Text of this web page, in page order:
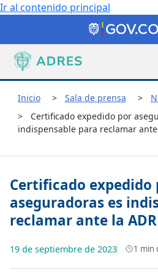
Ir al contenido principal
Inicio Sala de prensa
Certificado expedido por
indispensable para reclamar ante
Certificado expedido
aseguradoras es
reclamar ante la
19 de septiembre de 2023 1 min